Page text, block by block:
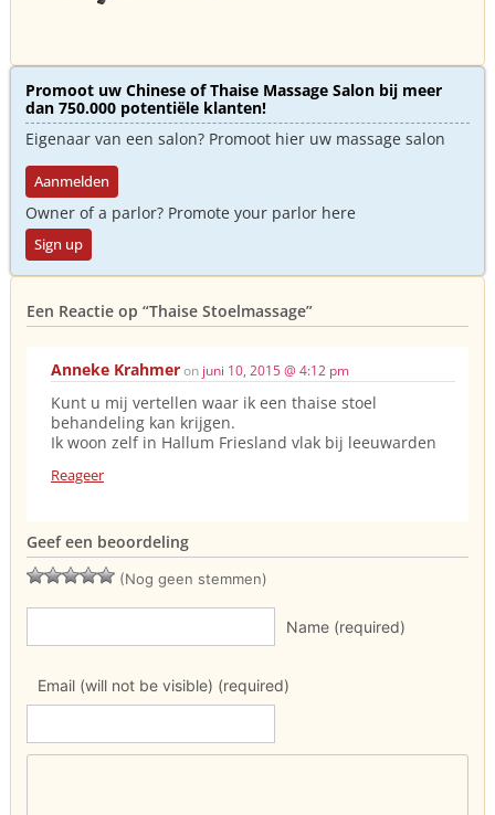
Promoot uw Chinese of Thaise Massage Salon bij meer
dan 750.000 potentiële klanten!
Eigenaar van een salon? Promoot hier uw massage salon
Aanmelden
Owner of a parlor? Promote your parlor here
Sign up
Een Reactie op “Thaise Stoelmassage”
Anneke Krahmeron juni 10, 2015 @ 4:12 pm
Kunt u mij vertellen waar ik een thaise stoel
behandeling kan krijgen.
Ik woon zelf in Hallum Friesland vlak bij leeuwarden
Reageer
Geef een beoordeling
(Nog geen stemmen)
Name (required)
Email (will not be visible) (required)